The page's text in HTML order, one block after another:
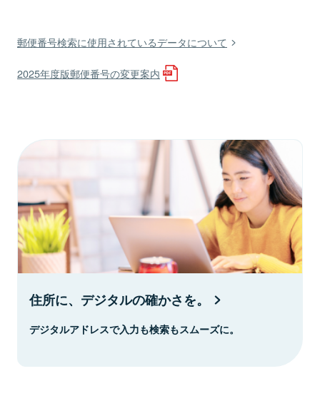
郵便番号検索に使用されているデータについて
2025年度版郵便番号の変更案内
住所に、デジタルの確かさを。
デジタルアドレスで入力も検索もスムーズに。